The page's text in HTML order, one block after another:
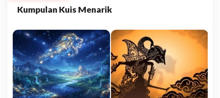
Kumpulan Kuis Menarik